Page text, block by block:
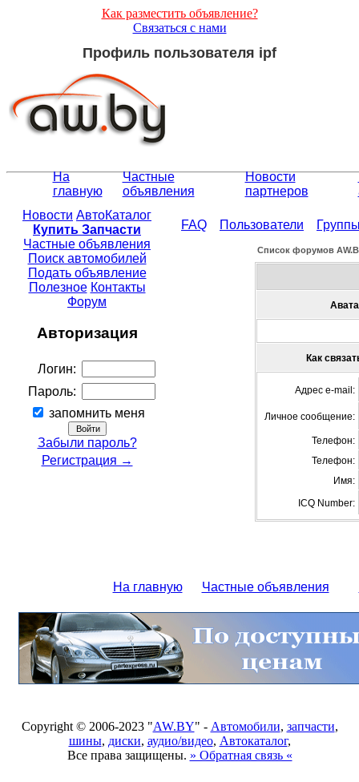
Как разместить объявление?
Связаться с нами
Профиль пользователя ipf
На
главную
Частные
объявления
Новости
партнеров
Новости АвтоКаталог
Купить Запчасти
Частные объявления
Поиск автомобилей
Подать объявление
Полезное Контакты
Форум
Авторизация
Логин:
Пароль:
запомнить меня
Забыли пароль?
Регистрация →
FAQ Пользователи
Список форумов
Как
Адрес e-mail:
Личное сообщение:
Телефон:
Телефон:
Имя:
ICQ Number:
На главную Частные объявления
Copyright © 2006-2023 "AW.BY" - Автомобили, запчасти,
шины, диски, аудио/видео, Автокаталог,
Все права защищены. » Обратная связь «